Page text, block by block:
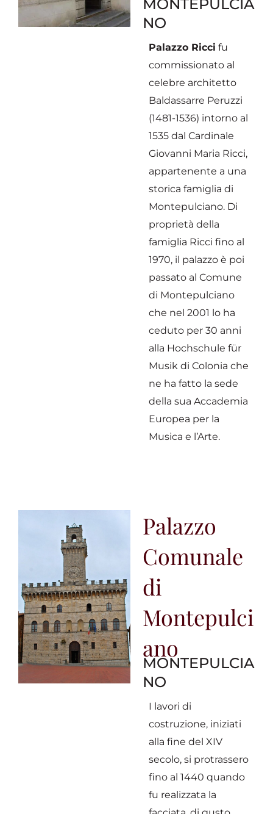
MONTEPULCIA
NO
Palazzo Ricci fu
commissionato al
celebre architetto
Baldassarre Peruzzi
(1481-1536) intorno al
1535 dal Cardinale
Giovanni Maria Ricci,
appartenente a una
storica famiglia di
Montepulciano. Di
proprietà della
famiglia Ricci fino al
1970, il palazzo è poi
passato al Comune
di Montepulciano
che nel 2001 lo ha
ceduto per 30 anni
alla Hochschule für
Musik di Colonia che
ne ha fatto la sede
della sua Accademia
Europea per la
Musica e l’Arte.
Palazzo
Comunale
di
Montepulci
ano
MONTEPULCIA
NO
I lavori di
costruzione, iniziati
alla fine del XIV
secolo, si protrassero
fino al 1440 quando
fu realizzata la